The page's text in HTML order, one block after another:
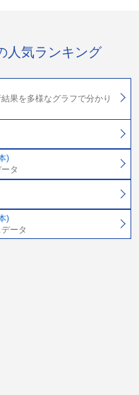
人気ランキング
果を多様なグラフで分かり
)
タ
)
ータ